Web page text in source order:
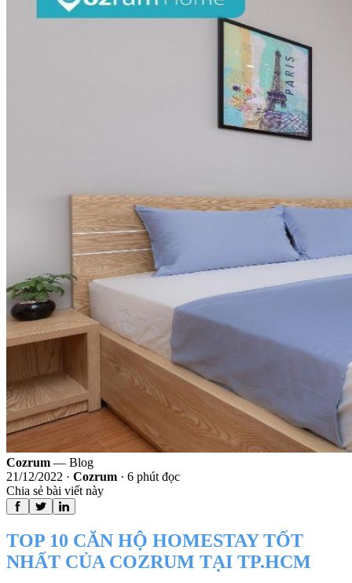
Cozrum — Blog
21/12/2022 · Cozrum · 6 phút đọc
Chia sẻ bài viết này
TOP 10 CĂN HỘ HOMESTAY TỐT
NHẤT CỦA COZRUM TẠI TP.HCM